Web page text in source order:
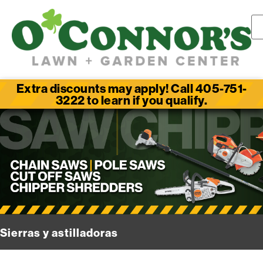
Extra discounts may apply! Call 405-751-
3222 to learn if you qualify.
Sierras y astilladoras